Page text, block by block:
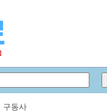
구동사